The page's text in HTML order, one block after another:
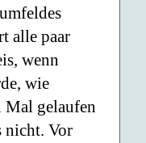
alle paar
wenn
wie
Mal gelaufen
nicht. Vor